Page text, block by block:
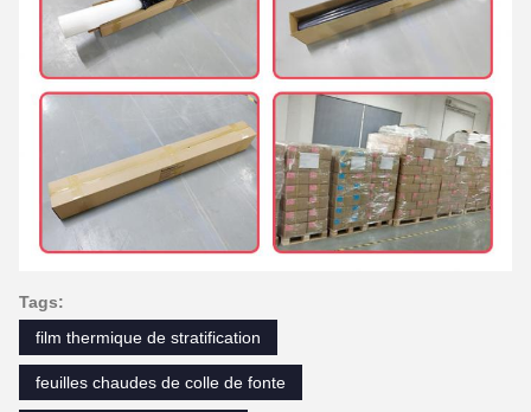
Tags:
film thermique de stratification
feuilles chaudes de colle de fonte